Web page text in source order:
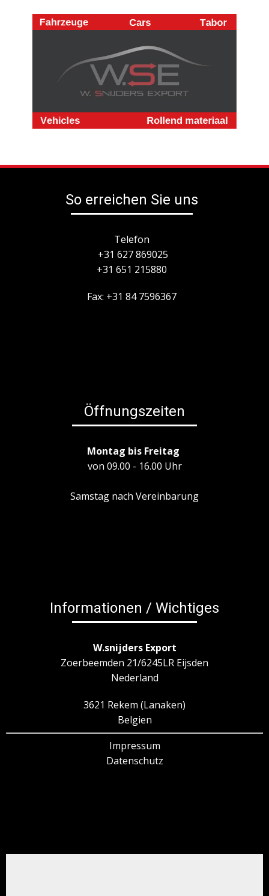
So erreichen Sie uns
Telefon
+31 627 869025
+31 651 215880
Fax: +31 84 7596367
Öffnungszeiten
Montag bis Freitag
von 09.00 - 16.00 Uhr
Samstag nach Vereinbarung
Informationen / Wichtiges
W.snijders Export
Zoerbeemden 21/6245LR Eijsden
Nederland
3621 Rekem (Lanaken)
Belgien
Impressum
Datenschutz